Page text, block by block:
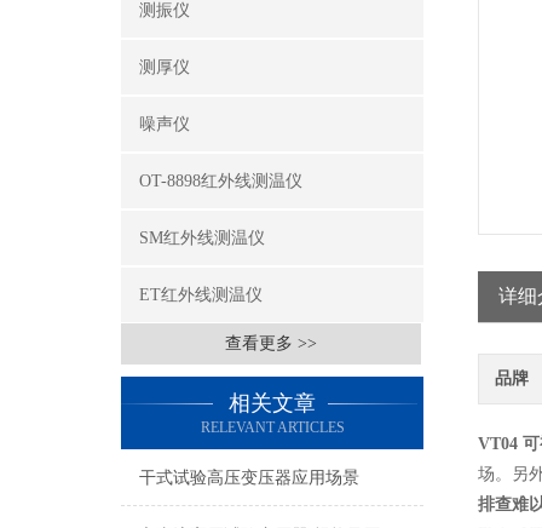
测振仪
测厚仪
噪声仪
OT-8898红外线测温仪
SM红外线测温仪
ET红外线测温仪
查看更多 >>
相关文章
RELEVANT ARTICLES
干式试验高压变压器应用场景
详细
品牌
VT04
场。另
排查难